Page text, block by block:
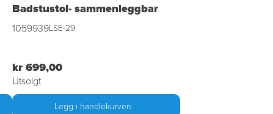
Badstustol- sammenleggbar
1059939LSE-29
kr 699,00
Utsolgt
Legg i handlekurven